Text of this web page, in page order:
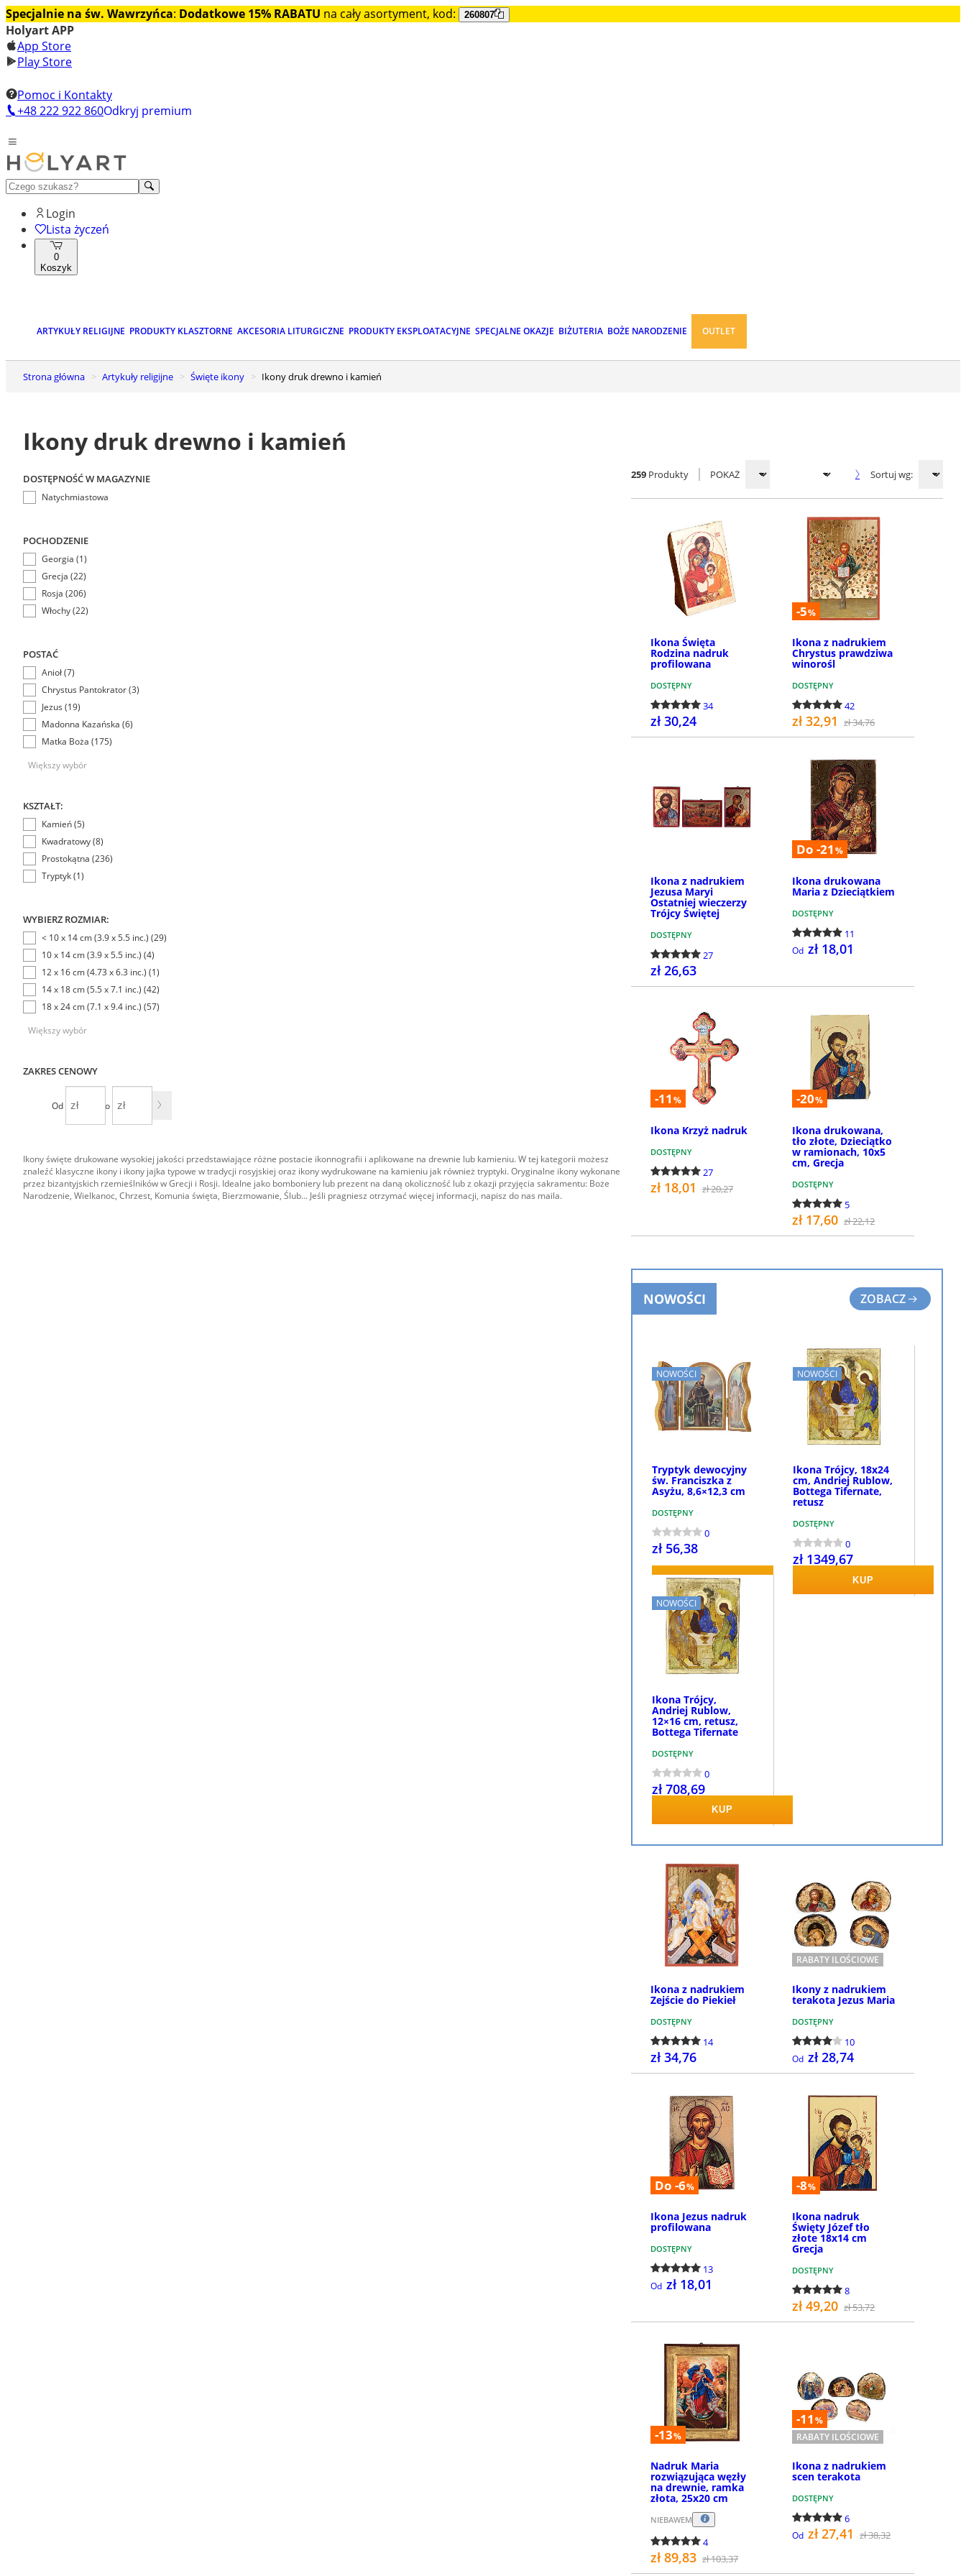
Specjalnie na św. Wawrzyńca: Dodatkowe 15% RABATU na cały asortyment, kod: 260807
Holyart APP
App Store
Play Store
Pomoc i Kontakty
+48 222 922 860Odkryj premium
Login
Lista życzeń
0
Koszyk
ARTYKUŁY RELIGIJNE PRODUKTY KLASZTORNE AKCESORIA LITURGICZNE PRODUKTY EKSPLOATACYJNE SPECJALNE OKAZJE BIŻUTERIA BOŻE NARODZENIE OUTLET
Strona główna Artykuły religijne Święte ikony Ikony druk drewno i kamień
Ikony druk drewno i kamień
DOSTĘPNOŚĆ W MAGAZYNIE
Natychmiastowa
POCHODZENIE
Georgia (1)
Grecja (22)
Rosja (206)
Włochy (22)
POSTAĆ
Anioł (7)
Chrystus Pantokrator (3)
Jezus (19)
Madonna Kazańska (6)
Matka Boża (175)
Większy wybór
KSZTAŁT:
Kamień (5)
Kwadratowy (8)
Prostokątna (236)
Tryptyk (1)
WYBIERZ ROZMIAR:
< 10 x 14 cm (3.9 x 5.5 inc.) (29)
10 x 14 cm (3.9 x 5.5 inc.) (4)
12 x 16 cm (4.73 x 6.3 inc.) (1)
14 x 18 cm (5.5 x 7.1 inc.) (42)
18 x 24 cm (7.1 x 9.4 inc.) (57)
Większy wybór
ZAKRES CENOWY
Od Do
Ikony święte drukowane wysokiej jakości przedstawiające różne postacie ikonnografii i aplikowane na drewnie lub kamieniu. W tej kategorii możesz
znaleźć klasyczne ikony i ikony jajka typowe w tradycji rosyjskiej oraz ikony wydrukowane na kamieniu jak również tryptyki. Oryginalne ikony wykonane
przez bizantyjskich rzemieślników w Grecji i Rosji. Idealne jako bomboniery lub prezent na daną okoliczność lub z okazji przyjęcia sakramentu: Boże
Narodzenie, Wielkanoc, Chrzest, Komunia święta, Bierzmowanie, Ślub... Jeśli pragniesz otrzymać więcej informacji, napisz do nas maila.
259 Produkty POKAŻ Sortuj wg:
Ikona Święta
Rodzina nadruk
profilowana
DOSTĘPNY
34
zł 30,24
-5%
Ikona z nadrukiem
Chrystus prawdziwa
winorośl
DOSTĘPNY
42
zł 32,91 zł 34,76
Ikona z nadrukiem
Jezusa Maryi
Ostatniej wieczerzy
Trójcy Świętej
DOSTĘPNY
27
zł 26,63
Do -21 %
Ikona drukowana
Maria z Dzieciątkiem
DOSTĘPNY
11
Od zł 18,01
-11 %
Ikona Krzyż nadruk
DOSTĘPNY
27
zł 18,01 zł 20,27
-20%
Ikona drukowana,
tło złote, Dzieciątko
w ramionach, 10x5
cm, Grecja
DOSTĘPNY
5
zł 17,60 zł 22,12
NOWOŚCI ZOBACZ
NOWOŚCI
Tryptyk dewocyjny
św. Franciszka z
Asyżu, 8,6×12,3 cm
DOSTĘPNY
0
zł 56,38
KUP
NOWOŚCI
Ikona Trójcy, 18x24
cm, Andriej Rublow,
Bottega Tifernate,
retusz
DOSTĘPNY
0
zł 1349,67
KUP
NOWOŚCI
Ikona Trójcy,
Andriej Rublow,
12×16 cm, retusz,
Bottega Tifernate
DOSTĘPNY
0
zł 708,69
KUP
Ikona z nadrukiem
Zejście do Piekieł
DOSTĘPNY
14
zł 34,76
RABATY ILOŚCIOWE
Ikony z nadrukiem
terakota Jezus Maria
DOSTĘPNY
10
Od zł 28,74
Do -6%
Ikona Jezus nadruk
profilowana
DOSTĘPNY
13
Od zł 18,01
-8%
Ikona nadruk
Święty Józef tło
złote 18x14 cm
Grecja
DOSTĘPNY
8
zł 49,20 zł 53,72
-13%
Nadruk Maria
rozwiązująca węzły
na drewnie, ramka
złota, 25x20 cm
NIEBAWEM
4
zł 89,83 zł 103,37
-11 %
RABATY ILOŚCIOWE
Ikona z nadrukiem
scen terakota
DOSTĘPNY
6
Od zł 27,41 zł 38,32